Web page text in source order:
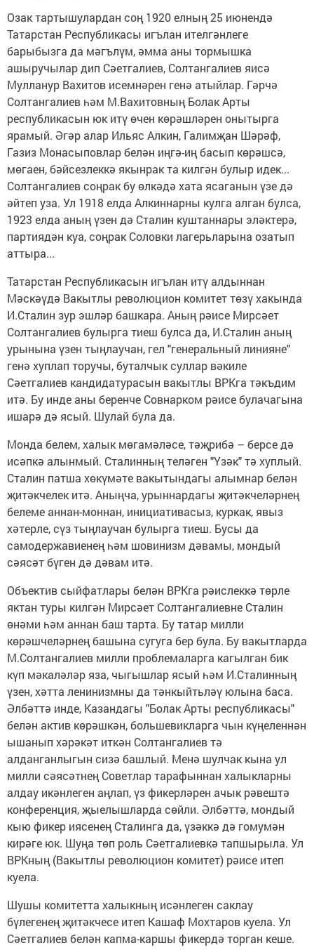
Озак тартышулардан соң 1920 елның 25 июнендә
Татарстан Рес­публикасы игълан ителгәнлеге
барыбызга да мәгълүм, әмма аны тормышка
ашыручылар дип Сәетгалиев, Солтангалиев яисә
Мулланур Вахитов исемнәрен генә атыйлар. Гәрчә
Солтангалиев һәм М.Вахитовның Болак Арты
республикасын юк итү өчен көрәшләрен онытырга
ярамый. Әгәр алар Ильяс Алкин, Галимҗан Шәрәф,
Газиз Монасыповлар белән иңгә-иң басып көрәшсә,
мөгаен, бәйсезлеккә якынрак та килгән булыр идек...
Солтангалиев соңрак бу өлкәдә хата ясаганын үзе дә
әйтеп уза. Ул 1918 елда Алкиннарны кулга алган булса,
1923 елда аның үзен дә Сталин куштаннары эләктерә,
партиядән куа, соңрак Соловки лагерьларына озатып
аттыра...
Татарстан Республикасын игълан итү алдыннан
Мәскәүдә Вакытлы революцион комитет төзү хакында
И.Сталин зур эшләр башкара. Аның рәисе Мирсәет
Солтангалиев булырга тиеш булса да, И.Сталин аның
урынына үзен тыңлаучан, гел "генеральный линияне"
генә хуплап торучы, буталчык суллар вәкиле
Сәетгалиев кандидатурасын вакытлы ВРКга тәкъдим
итә. Бу инде аны беренче Совнарком рәисе булачагына
ишарә дә ясый. Шулай була да.
Монда белем, халык мөгамәләсе, тәҗрибә – берсе дә
исәпкә алынмый. Сталинның теләген "Үзәк" тә хуплый.
Сталин патша хөкүмәте вакытындагы алымнар белән
җитәкчелек итә. Аныңча, урыннардагы җитәкчеләрнең
белеме аннан-моннан, инициативасыз, куркак, явыз
хәтерле, сүз тың­лаучан булырга тиеш. Бусы да
самодержавиенең һәм шовинизм дәвамы, мондый
сәясәт бүген дә дәвам итә.
Объектив сыйфатлары белән ВРКга рәислеккә төрле
яктан туры килгән Мирсәет Солтангалиевне Сталин
өнәми һәм аннан баш тарта. Бу татар милли
көрәшчеләрнең башына сугуга бер була. Бу вакытларда
М.Солтангалиев милли проблемаларга кагылган бик
күп мәкаләләр яза, чыгышлар ясый һәм И.Сталинның
үзен, хәтта лени­низмны да тәнкыйтьләү юлына баса.
Әлбәттә инде, Казандагы "Болак Арты республикасы"
белән актив көрәшкән, большевикларга чын күңеленнән
ышанып хәрәкәт иткән Солтангалиев тә
алданганлыгын сизә башлый. Менә шулчак кына ул
милли сәясәтнең Советлар тарафыннан халыкларны
алдау икәнлеген аңлап, үз фикерләрен ачык рәвештә
конференция, җыелыш­ларда сөйли. Әлбәттә, мондый
кыю фикер иясенең Сталинга да, үзәккә дә гомумән
кирәге юк. Шуңа төп роль Сәетгалиевкә тапшырыла. Ул
ВРК­ның (Вакытлы революцион комитет) рәисе итеп
куела.
Шушы комитетта халыкның исәнлеген саклау
бүлегенең җитәкчесе итеп Кашаф Мохтаров куела. Ул
Сәетгалиев белән капма-каршы фикердә торган кеше.